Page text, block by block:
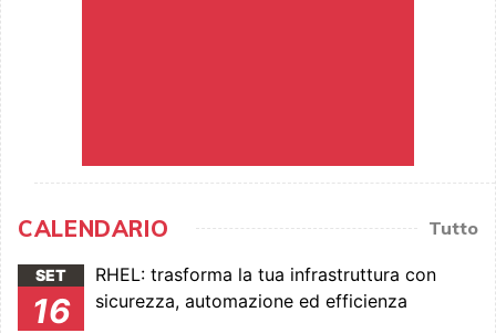
CALENDARIO Tutto
SET
16
RHEL: trasforma la tua infrastruttura con
sicurezza, automazione ed efficienza